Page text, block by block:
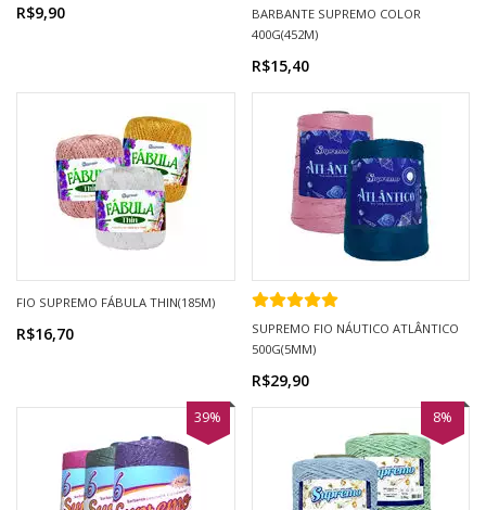
R$9,90
BARBANTE SUPREMO COLOR
400G(452M)
R$15,40
FIO SUPREMO FÁBULA THIN(185M)
R$16,70
SUPREMO FIO NÁUTICO ATLÂNTICO
500G(5MM)
R$29,90
39% 8%